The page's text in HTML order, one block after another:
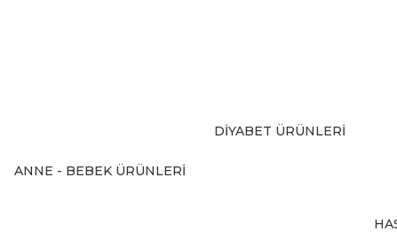
ANNE - BEBEK ÜRÜNLERİ
DİYABET ÜRÜNLERİ